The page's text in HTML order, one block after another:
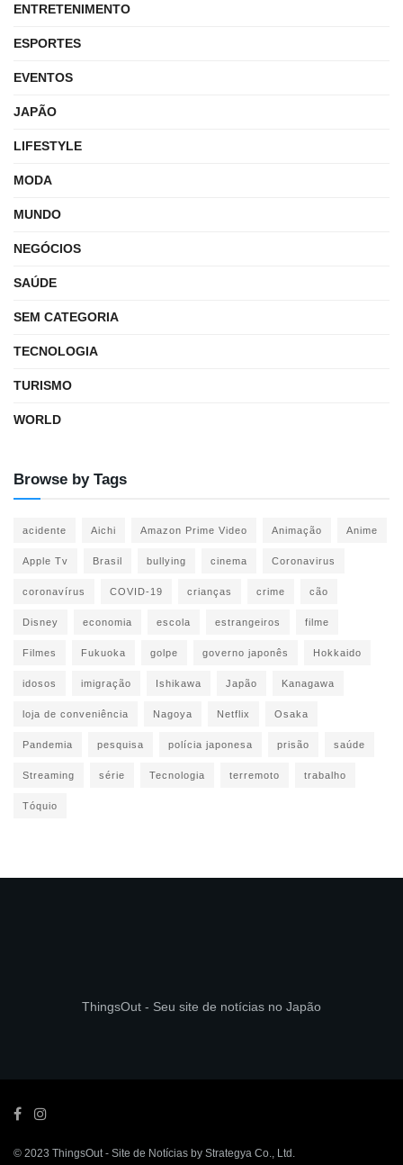
ENTRETENIMENTO
ESPORTES
EVENTOS
JAPÃO
LIFESTYLE
MODA
MUNDO
NEGÓCIOS
SAÚDE
SEM CATEGORIA
TECNOLOGIA
TURISMO
WORLD
Browse by Tags
acidente Aichi Amazon Prime Video Animação Anime
Apple Tv Brasil bullying cinema Coronavirus
coronavírus COVID-19 crianças crime cão
Disney economia escola estrangeiros filme
Filmes Fukuoka golpe governo japonês Hokkaido
idosos imigração Ishikawa Japão Kanagawa
loja de conveniência Nagoya Netflix Osaka
Pandemia pesquisa polícia japonesa prisão saúde
Streaming série Tecnologia terremoto trabalho
Tóquio
ThingsOut - Seu site de notícias no Japão
© 2023 ThingsOut - Site de Notícias by Strategya Co., Ltd